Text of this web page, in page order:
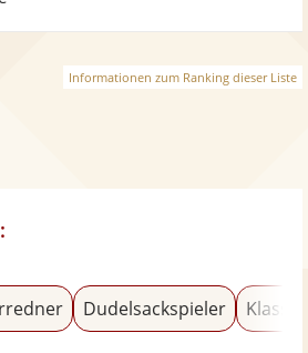
Informationen zum Ranking dieser Liste
Dudelsackspieler